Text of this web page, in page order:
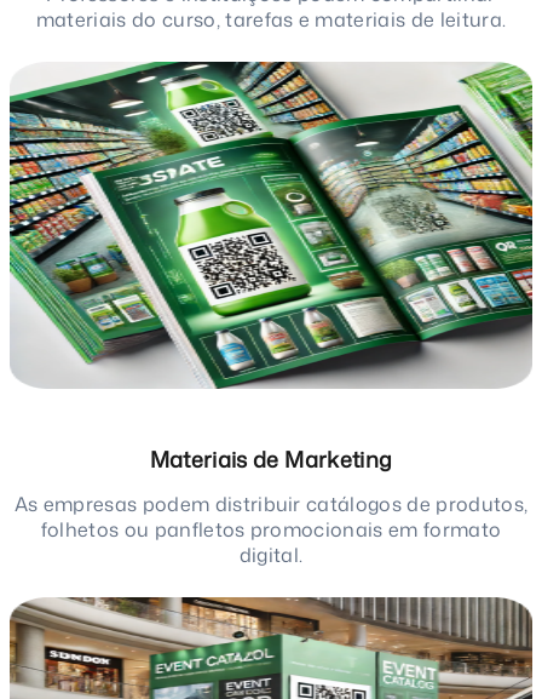
materiais do curso, tarefas e materiais de leitura.
Materiais de Marketing
As empresas podem distribuir catálogos de produtos,
folhetos ou panfletos promocionais em formato
digital.